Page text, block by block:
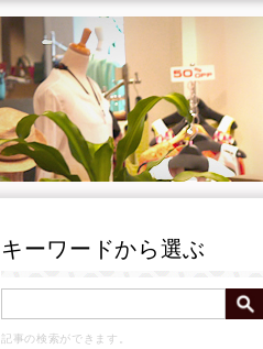
キーワードから選ぶ
記事の検索ができます。